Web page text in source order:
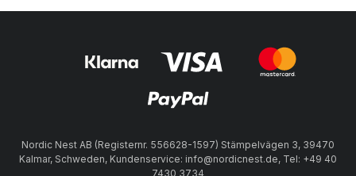
Nordic Nest AB (Registernr. 556628-1597) Stämpelvägen 3, 39470
Kalmar, Schweden, Kundenservice: info@nordicnest.de, Tel: +49 40
7430 3734